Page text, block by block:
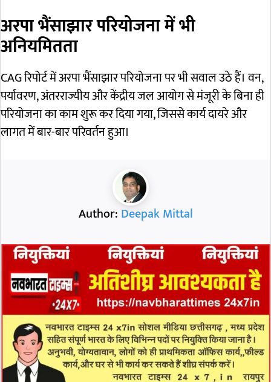
अरपा भैंसाझार परियोजना में भी
अनियमितता
CAG रिपोर्ट में अरपा भैंसाझार परियोजना पर भी सवाल उठे हैं। वन,
पर्यावरण, अंतरराज्यीय और केंद्रीय जल आयोग से मंजूरी के बिना ही
परियोजना का काम शुरू कर दिया गया, जिससे कार्य दायरे और
लागत में बार-बार परिवर्तन हुआ।
Author: Deepak Mittal